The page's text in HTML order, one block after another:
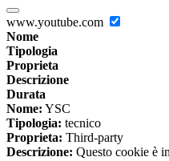
www.youtube.com
Nome
Tipologia
Proprieta
Descrizione
Durata
Nome: YSC
Tipologia: tecnico
Proprieta: Third-party
Descrizione: Questo cookie è